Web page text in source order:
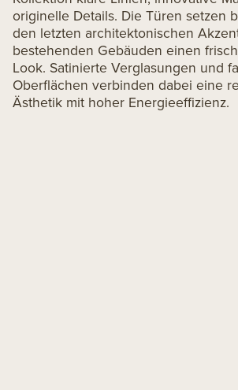
originelle Details. Die Türen setzen
den letzten architektonischen
bestehenden Gebäuden einen
Look. Satinierte Verglasungen und
Oberflächen verbinden dabei eine
Ästhetik mit hoher Energieeffizienz.